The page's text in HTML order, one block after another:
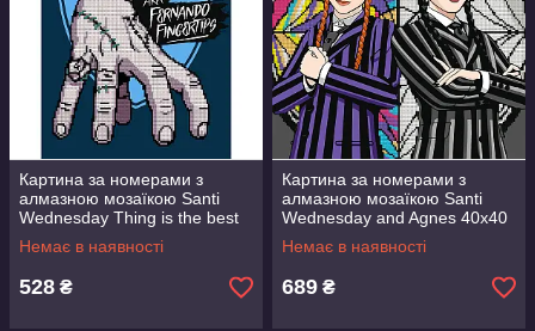
Картина за номерами з
алмазною мозаїкою Santi
Wednesday Thing is the best
friend 30x40 см Різнобарвний
(954980)
Немає в наявності
528 ₴
Картина за номерами з
алмазною мозаїкою Santi
Wednesday and Agnes 40x40
см Різнобарвний (954947)
Немає в наявності
689 ₴